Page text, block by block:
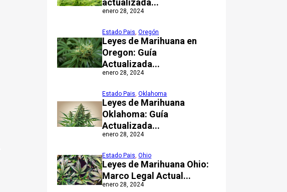
actualizada...
enero 28, 2024
Leyes de Marihuana en
Oregon: Guía
Actualizada...
Estado Pais,Oregón
enero 28, 2024
Leyes de Marihuana
Oklahoma: Guía
Actualizada...
Estado Pais,Oklahoma
enero 28, 2024
Leyes de Marihuana Ohio:
Marco Legal Actual...
Estado Pais,Ohio
enero 28, 2024